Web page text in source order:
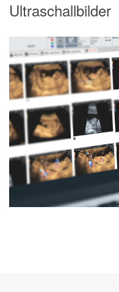
Ultraschallbilder